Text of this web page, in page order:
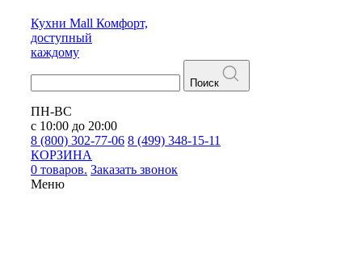
Кухни Mall Комфорт,
доступный
каждому
Поиск
ПН-ВС
с 10:00 до 20:00
8 (800) 302-77-06 8 (499) 348-15-11
КОРЗИНА
0 товаров. Заказать звонок
Меню